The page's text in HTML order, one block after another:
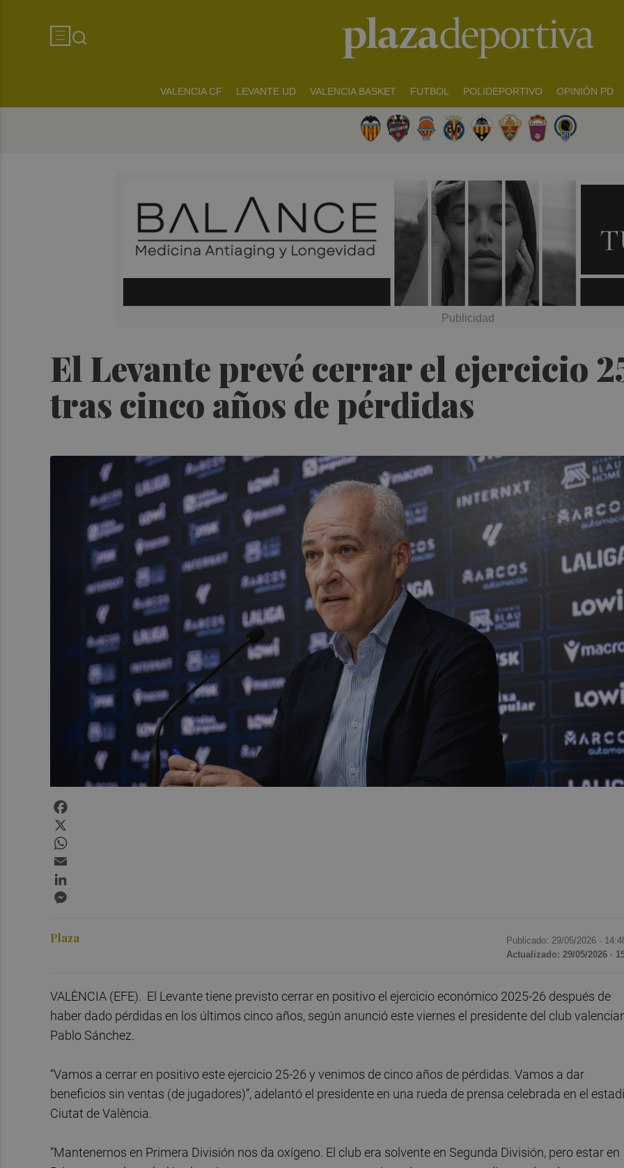
VALENCIA CF LEVANTE UD VALENCIA BASKET FUTBOL POLIDEPORTIVO OPINIÓN PD
El Levante prevé cerrar el ejercicio
tras cinco años de pérdidas
Plaza Publicado: 29/05/2026 ·
Actualizado: 29/05/2026 ·
VALÈNCIA (EFE). El Levante tiene previsto cerrar en positivo el ejercicio económico 2025-26 después de
haber dado pérdidas en los últimos cinco años, según anunció este viernes el presidente del club
Pablo Sánchez.
“Vamos a cerrar en positivo este ejercicio 25-26 y venimos de cinco años de pérdidas. Vamos a dar
beneficios sin ventas (de jugadores)”, adelantó el presidente en una rueda de prensa celebrada en el
Ciutat de València.
“Mantenernos en Primera División nos da oxígeno. El club era solvente en Segunda División, pero estar en